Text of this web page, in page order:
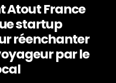
Atout France
startup
réenchanter
par le